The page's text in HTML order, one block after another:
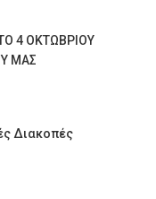
4 ΟΚΤΩΒΡΙΟΥ
ΜΑΣ
Διακοπές